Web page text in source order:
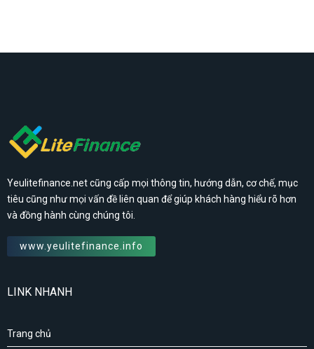
Yeulitefinance.net cũng cấp mọi thông tin, hướng dẫn, cơ chế, mục
tiêu cũng như mọi vấn đề liên quan để giúp khách hàng hiểu rõ hơn
và đồng hành cùng chúng tôi.
www.yeulitefinance.info
LINK NHANH
Trang chủ